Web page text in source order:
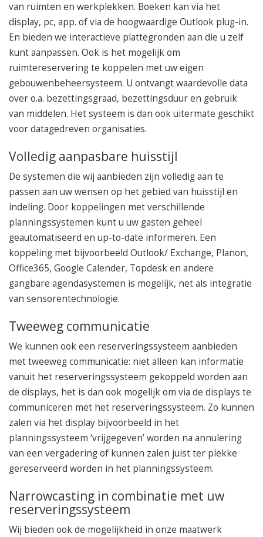
van ruimten en werkplekken. Boeken kan via het
display, pc, app. of via de hoogwaardige Outlook plug-in.
En bieden we interactieve plattegronden aan die u zelf
kunt aanpassen. Ook is het mogelijk om
ruimtereservering te koppelen met uw eigen
gebouwenbeheersysteem. U ontvangt waardevolle data
over o.a. bezettingsgraad, bezettingsduur en gebruik
van middelen. Het systeem is dan ook uitermate geschikt
voor datagedreven organisaties.
Volledig aanpasbare huisstijl
De systemen die wij aanbieden zijn volledig aan te
passen aan uw wensen op het gebied van huisstijl en
indeling. Door koppelingen met verschillende
planningssystemen kunt u uw gasten geheel
geautomatiseerd en up-to-date informeren. Een
koppeling met bijvoorbeeld Outlook/ Exchange, Planon,
Office365, Google Calender, Topdesk en andere
gangbare agendasystemen is mogelijk, net als integratie
van sensorentechnologie.
Tweeweg communicatie
We kunnen ook een reserveringssysteem aanbieden
met tweeweg communicatie: niet alleen kan informatie
vanuit het reserveringssysteem gekoppeld worden aan
de displays, het is dan ook mogelijk om via de displays te
communiceren met het reserveringssysteem. Zo kunnen
zalen via het display bijvoorbeeld in het
planningssysteem ‘vrijgegeven’ worden na annulering
van een vergadering of kunnen zalen juist ter plekke
gereserveerd worden in het planningssysteem.
Narrowcasting in combinatie met uw
reserveringssysteem
Wij bieden ook de mogelijkheid in onze maatwerk